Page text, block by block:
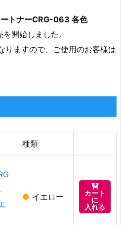
トナーCRG-063 各色
を開始しました。
りますので、ご使用のお客様は
種類
● イエロー

カート
に
入れる